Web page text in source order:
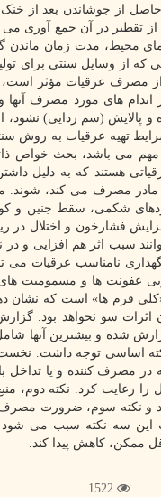
از جوشاندن بعد از
از تقطیر در آن جمع آوری
محیط، مدت زمان ماندن
از وسایل سنتی برای
از مصرف عرقیات مؤثر
اندام های مورد مصرف آنها
پالایش (سم زدایی) نشود،
تهیه عرقیات به روش
می باشد، بحث خواص
هستند که به دلیل
مصرف می کند، شوند.
شکمی، سقط جنین و
فشارخون و اختلال در
سبب اثر هم افزایی و در
نامناسب عرقیات می
عفونت ها و مسمومیت
فرم ها» است که نشان
اثرات سو نخواهد بود.
داروهای گیاهی گزارش شده و بیشترین
اساسی توجه داشت. نخست
مصرف کننده و یا تداخل
رعایت کرد. نکته دوم،
و نکته سوم، ضرورت مصرف
این سه نکته سبب می
ممکن، کاهش پیدا کند.
1522